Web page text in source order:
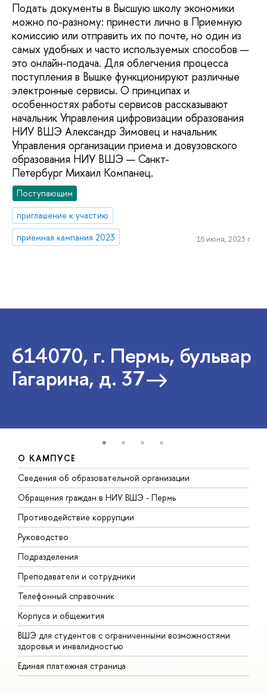
Подать документы в Высшую школу экономики
можно по-разному: принести лично в Приемную
комиссию или отправить их по почте, но один из
самых удобных и часто используемых способов —
это онлайн-подача. Для облегчения процесса
поступления в Вышке функционируют различные
электронные сервисы. О принципах и
особенностях работы сервисов рассказывают
начальник Управления цифровизации образования
НИУ ВШЭ Александр Зимовец и начальник
Управления организации приема и довузовского
образования НИУ ВШЭ — Санкт-
Петербург Михаил Компанец.
Поступающим
приглашение к участию
приемная кампания 2023
16 июня, 2023 г.
614070, г. Пермь, бульвар
Гагарина, д. 37
О КАМПУСЕ
Сведения об образовательной организации
Обращения граждан в НИУ ВШЭ - Пермь
Противодействие коррупции
Руководство
Подразделения
Преподаватели и сотрудники
Телефонный справочник
Корпуса и общежития
ВШЭ для студентов с ограниченными возможностями
здоровья и инвалидностью
Единая платежная страница